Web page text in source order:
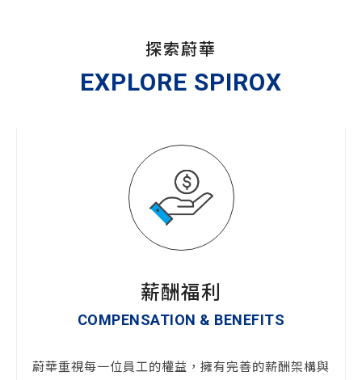
探索蔚華
EXPLORE SPIROX
薪酬福利
COMPENSATION & BENEFITS
蔚華重視每一位員工的權益，擁有完善的薪酬架構與